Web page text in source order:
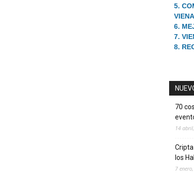
5.
6.
7.
8.
70
14
los
7